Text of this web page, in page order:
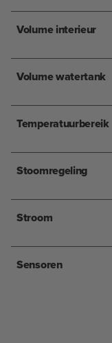
Volume interieur
Volume watertank
Temperatuurbereik
Stoomregeling
Stroom
Sensoren